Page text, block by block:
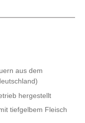
aus dem
hergestellt
tiefgelbem Fleisch